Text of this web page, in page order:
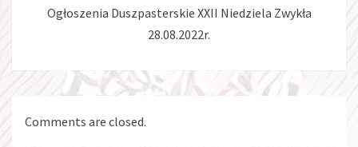
Ogłoszenia Duszpasterskie XXII Niedziela Zwykła
28.08.2022r.
Comments are closed.